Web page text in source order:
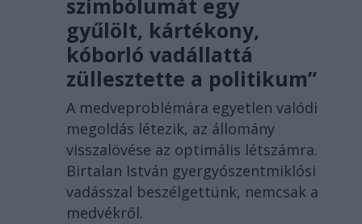
szimbólumát egy
gyűlölt, kártékony,
kóborló vadállattá
züllesztette a politikum”
A medveproblémára egyetlen valódi
megoldás létezik, az állomány
visszalövése az optimális létszámra.
Birtalan István gyergyószentmiklósi
vadásszal beszélgettünk, nemcsak a
medvékről.